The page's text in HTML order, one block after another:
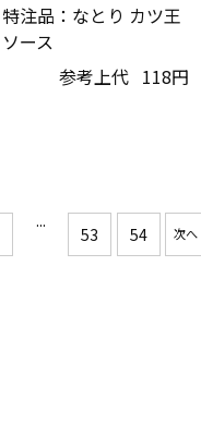
特注品：なとり カツ王
ソース
参考上代 118円
...
53 54